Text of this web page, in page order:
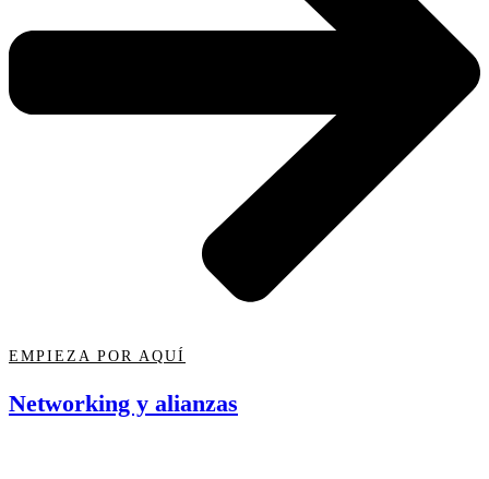
EMPIEZA POR AQUÍ
Networking y alianzas